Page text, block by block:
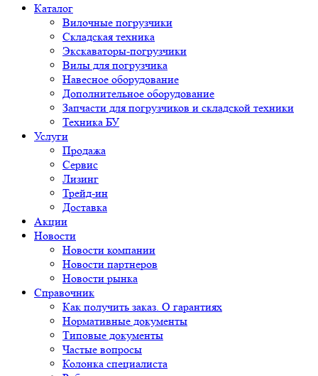
Каталог
Вилочные погрузчики
Складская техника
Экскаваторы-погрузчики
Вилы для погрузчика
Навесное оборудование
Дополнительное оборудование
Запчасти для погрузчиков и складской техники
Техника БУ
Услуги
Продажа
Сервис
Лизинг
Трейд-ин
Доставка
Акции
Новости
Новости компании
Новости партнеров
Новости рынка
Справочник
Как получить заказ. О гарантиях
Нормативные документы
Типовые документы
Частые вопросы
Колонка специалиста